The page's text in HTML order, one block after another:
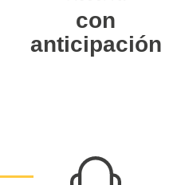
con
anticipación